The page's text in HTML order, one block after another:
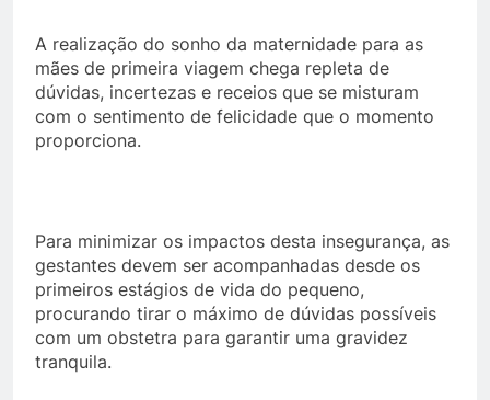
A realização do sonho da maternidade para as
mães de primeira viagem chega repleta de
dúvidas, incertezas e receios que se misturam
com o sentimento de felicidade que o momento
proporciona.
Para minimizar os impactos desta insegurança, as
gestantes devem ser acompanhadas desde os
primeiros estágios de vida do pequeno,
procurando tirar o máximo de dúvidas possíveis
com um obstetra para garantir uma gravidez
tranquila.